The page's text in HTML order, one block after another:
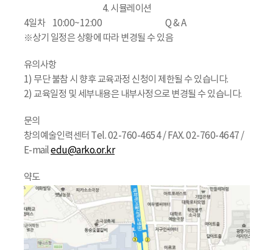
4. 시뮬레이션
4일차 10:00~12:00
Q & A
※상기 일정은 상황에 따라 변경될 수 있음
유의사항
1) 무단 불참 시 향후 교육과정 신청이 제한될 수 있습니다.
2) 교육일정 및 세부내용은 내부사정으로 변경될 수 있습니다.
문의
창의예술인력센터 Tel. 02-760-4654 / FAX. 02-760-4647 /
E-mailedu@arko.or.kr
약도